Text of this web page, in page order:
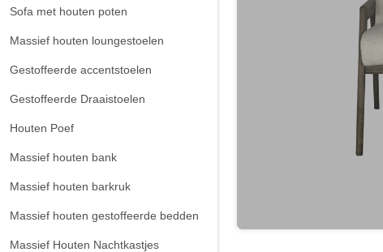
Sofa met houten poten
Massief houten loungestoelen
Gestoffeerde accentstoelen
Gestoffeerde Draaistoelen
Houten Poef
Massief houten bank
Massief houten barkruk
Massief houten gestoffeerde bedden
Massief Houten Nachtkastjes